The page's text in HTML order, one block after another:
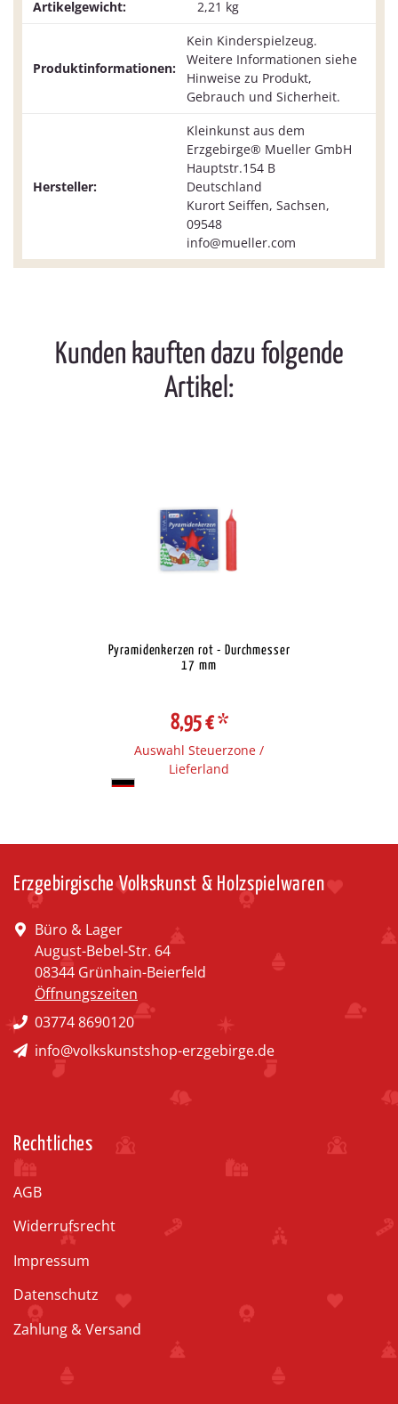
Artikelgewicht: 2,21 kg
Produktinformationen:
Kein Kinderspielzeug.
Weitere Informationen siehe
Hinweise zu Produkt,
Gebrauch und Sicherheit.
Hersteller:
Kleinkunst aus dem
Erzgebirge® Mueller GmbH
Hauptstr.154 B
Deutschland
Kurort Seiffen, Sachsen,
09548
info@mueller.com
Kunden kauften dazu folgende
Artikel:
Pyramidenkerzen rot - Durchmesser
17 mm
8,95 €*
Auswahl Steuerzone /
Lieferland
Erzgebirgische Volkskunst & Holzspielwaren
Büro & Lager
August-Bebel-Str. 64
08344 Grünhain-Beierfeld
Öffnungszeiten
03774 8690120
info@volkskunstshop-erzgebirge.de
Rechtliches
AGB
Widerrufsrecht
Impressum
Datenschutz
Zahlung & Versand